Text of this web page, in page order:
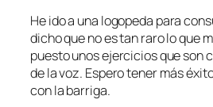
He ido a una logopeda para
dicho que no es tan raro lo que
puesto unos ejercicios que son
de la voz. Espero tener más
con la barriga.